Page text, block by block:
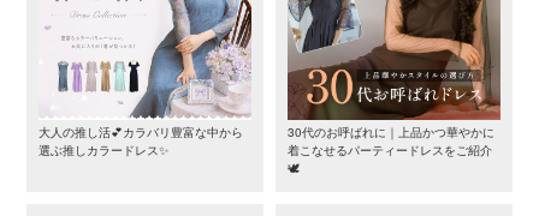
大人の推し活💕カラバリ豊富な中から
選ぶ推しカラードレス✨
30代のお呼ばれに｜上品かつ華やかに
着こなせるパーティードレスをご紹介
🕊️